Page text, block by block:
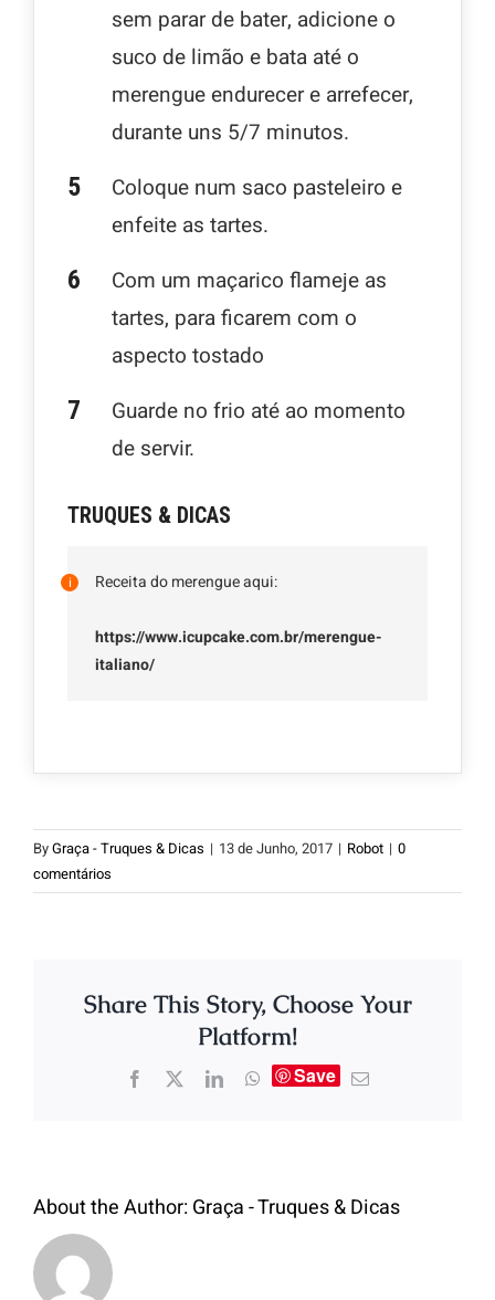
sem parar de bater, adicione o
suco de limão e bata até o
merengue endurecer e arrefecer,
durante uns 5/7 minutos.
Coloque num saco pasteleiro e
enfeite as tartes.
Com um maçarico flameje as
tartes, para ficarem com o
aspecto tostado
Guarde no frio até ao momento
de servir.
TRUQUES & DICAS
Receita do merengue aqui:
https://www.icupcake.com.br/merengue-
italiano/
ByGraça - Truques & Dicas | 13 de Junho, 2017 | Robot | 0
comentários
Share This Story, Choose Your
Platform!
Save
About the Author:Graça - Truques & Dicas